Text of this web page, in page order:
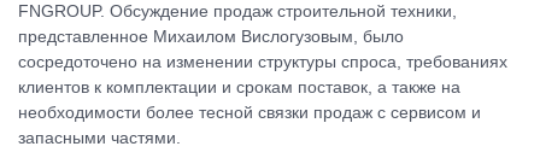
FNGROUP. Обсуждение продаж строительной техники,
представленное Михаилом Вислогузовым, было
сосредоточено на изменении структуры спроса, требованиях
клиентов к комплектации и срокам поставок, а также на
необходимости более тесной связки продаж с сервисом и
запасными частями.